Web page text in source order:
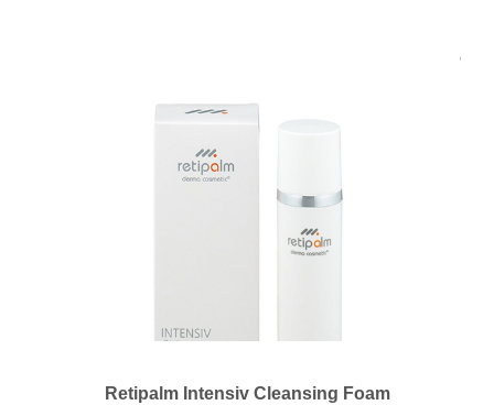
Retipalm Intensiv Cleansing Foam